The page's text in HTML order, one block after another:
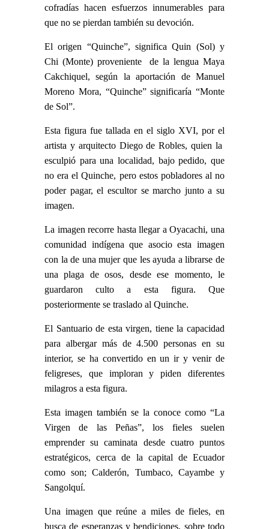
cofradías hacen esfuerzos innumerables para
que no se pierdan también su devoción.
El origen “Quinche”, significa Quin (Sol) y
Chi (Monte) proveniente de la lengua Maya
Cakchiquel, según la aportación de Manuel
Moreno Mora, “Quinche” significaría “Monte
de Sol”.
Esta figura fue tallada en el siglo XVI, por el
artista y arquitecto Diego de Robles, quien la
esculpió para una localidad, bajo pedido, que
no era el Quinche, pero estos pobladores al no
poder pagar, el escultor se marcho junto a su
imagen.
La imagen recorre hasta llegar a Oyacachi, una
comunidad indígena que asocio esta imagen
con la de una mujer que les ayuda a librarse de
una plaga de osos, desde ese momento, le
guardaron culto a esta figura. Que
posteriormente se traslado al Quinche.
El Santuario de esta virgen, tiene la capacidad
para albergar más de 4.500 personas en su
interior, se ha convertido en un ir y venir de
feligreses, que imploran y piden diferentes
milagros a esta figura.
Esta imagen también se la conoce como “La
Virgen de las Peñas”, los fieles suelen
emprender su caminata desde cuatro puntos
estratégicos, cerca de la capital de Ecuador
como son; Calderón, Tumbaco, Cayambe y
Sangolquí.
Una imagen que reúne a miles de fieles, en
busca de esperanzas y bendiciones, sobre todo